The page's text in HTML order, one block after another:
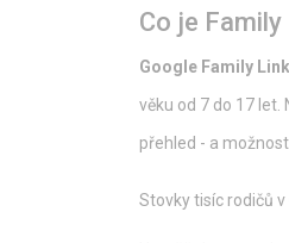
Co je
Google Family Link
věku od 7 do 17 let
přehled - a
Stovky tisíc rodičů